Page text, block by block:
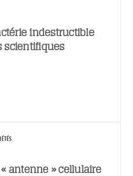
indestructible
scientifiques
antenne » cellulaire